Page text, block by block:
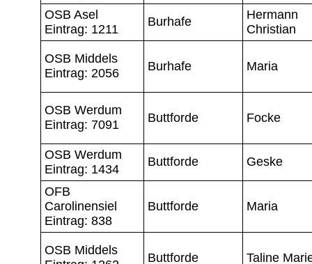
OSB Asel
Eintrag: 1211
Burhafe
Hermann
Christian
OSB Middels
Eintrag: 2056
Burhafe Maria
OSB Werdum
Eintrag: 7091
Buttforde Focke
OSB Werdum
Eintrag: 1434
Buttforde Geske
OFB
Carolinensiel
Eintrag: 838
Buttforde Maria
OSB Middels
Buttforde Taline